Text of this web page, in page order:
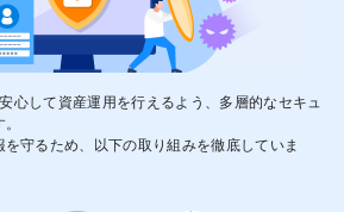
心して資産運用を行えるよう、多層的なセキュ
守るため、以下の取り組みを徹底していま